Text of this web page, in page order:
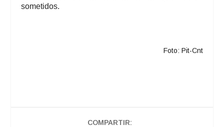
sometidos.
Foto: Pit-Cnt
COMPARTIR: